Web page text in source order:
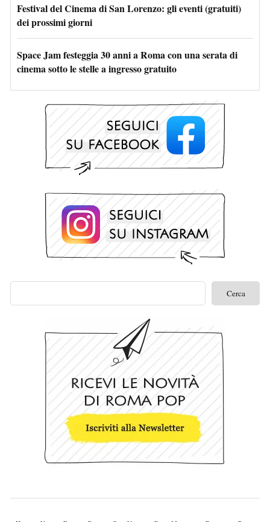
Festival del Cinema di San Lorenzo: gli eventi (gratuiti)
dei prossimi giorni
Space Jam festeggia 30 anni a Roma con una serata di
cinema sotto le stelle a ingresso gratuito